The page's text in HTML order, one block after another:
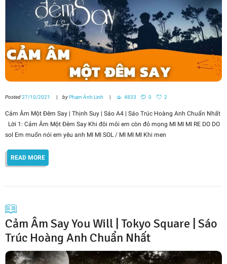
Posted27/10/2021 by Phạm Ánh Linh 4833 0 2
Cảm Âm Một Đêm Say | Thịnh Suy | Sáo A4 | Sáo Trúc Hoàng Anh Chuẩn Nhất
Lời 1: Cảm Âm Một Đêm Say Khi đôi môi em còn đỏ mọng MI MI MI RE DO DO
sol Em muốn nói em yêu anh MI MI SOL / MI MI MI Khi men
READ MORE
Cảm Âm Say You Will | Tokyo Square | Sáo
Trúc Hoàng Anh Chuẩn Nhất